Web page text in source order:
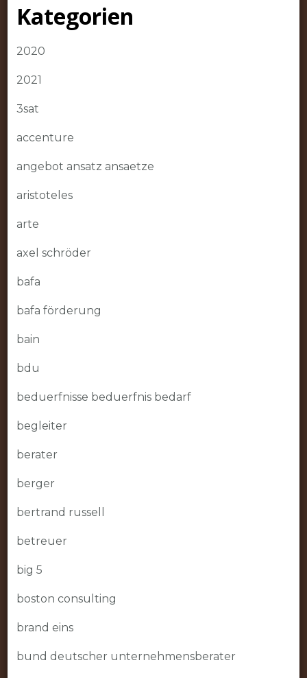
Kategorien
2020
2021
3sat
accenture
angebot ansatz ansaetze
aristoteles
arte
axel schröder
bafa
bafa förderung
bain
bdu
beduerfnisse beduerfnis bedarf
begleiter
berater
berger
bertrand russell
betreuer
big 5
boston consulting
brand eins
bund deutscher unternehmensberater